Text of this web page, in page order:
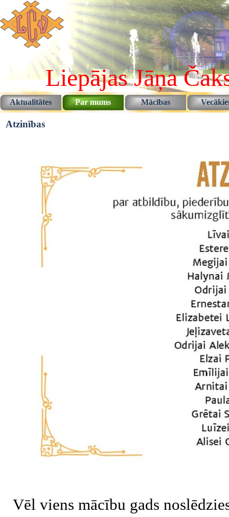
Pāriet uz saturu
Liepājas Jāņa
Aktualitātes Par mums ▼
Mācības ▼
Atzinības
Vēl viens mācību gads